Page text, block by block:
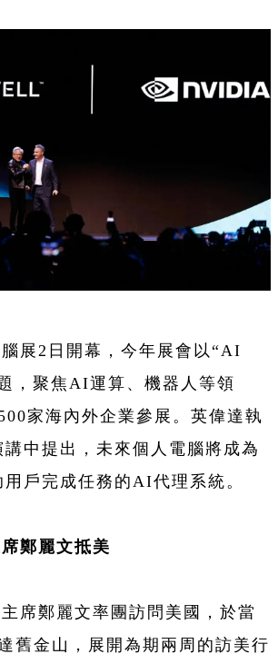
展2日開幕，今年展會以“AI
，聚焦AI運算、機器人等領
家海內外企業參展。英偉達執
中提出，未來個人電腦將成為
戶完成任務的AI代理系統。
鄭麗文抵美
席鄭麗文率團訪問美國，於當
舊金山，展開為期兩周的訪美行